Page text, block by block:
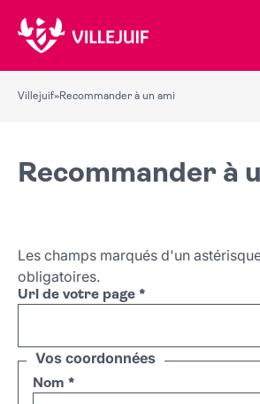
Villejuif»Recommander à un ami
Recommander à
Les champs marqués d'un
obligatoires.
Url de votre page *
Vos coordonnées
Nom *